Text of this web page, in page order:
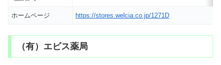
ホームページ https://stores.welcia.co.jp/1271D
（有）エビス薬局